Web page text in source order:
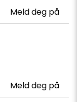
Meld deg på
Meld deg på